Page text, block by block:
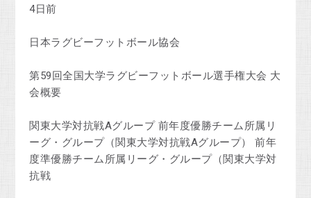
4日前
日本ラグビーフットボール協会
第59回全国大学ラグビーフットボール選手権大会 大
会概要
関東大学対抗戦Aグループ 前年度優勝チーム所属リ
ーグ・グループ（関東大学対抗戦Aグループ） 前年
度準優勝チーム所属リーグ・グループ（関東大学対
抗戦